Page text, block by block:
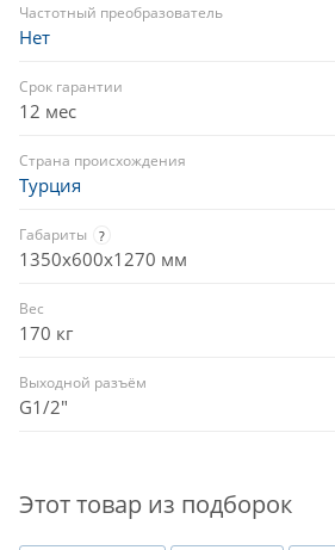
Частотный преобразователь
Нет
Срок гарантии
12 мес
Страна происхождения
Турция
Габариты ?
1350х600х1270 мм
Вес
170 кг
Выходной разъём
G1/2"
Этот товар из подборок